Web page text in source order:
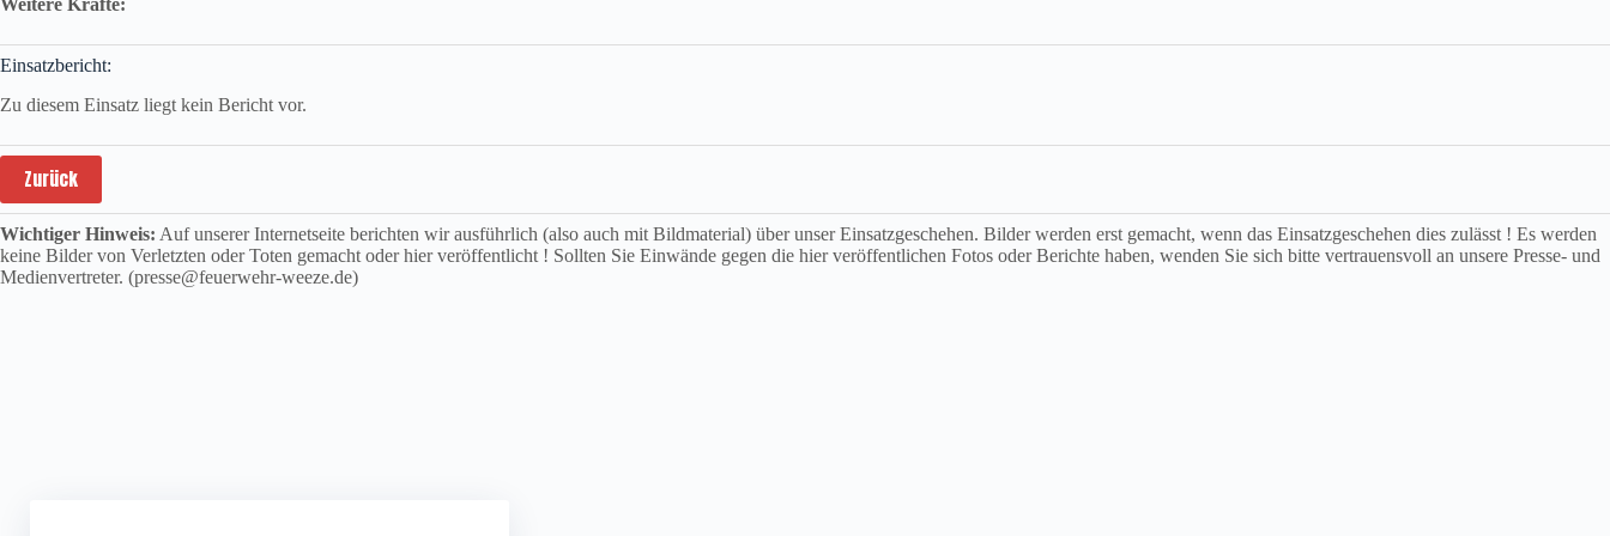
Weitere Kräfte:
Einsatzbericht:
Zu diesem Einsatz liegt kein Bericht vor.
Zurück
Wichtiger Hinweis: Auf unserer Internetseite berichten wir ausführlich (also auch mit Bildmaterial) über unser Einsatzgeschehen. Bilder werden erst gemacht, wenn das Einsatzgeschehen dies zulässt ! Es werden
keine Bilder von Verletzten oder Toten gemacht oder hier veröffentlicht ! Sollten Sie Einwände gegen die hier veröffentlichen Fotos oder Berichte haben, wenden Sie sich bitte vertrauensvoll an unsere Presse- und
Medienvertreter. (presse@feuerwehr-weeze.de)